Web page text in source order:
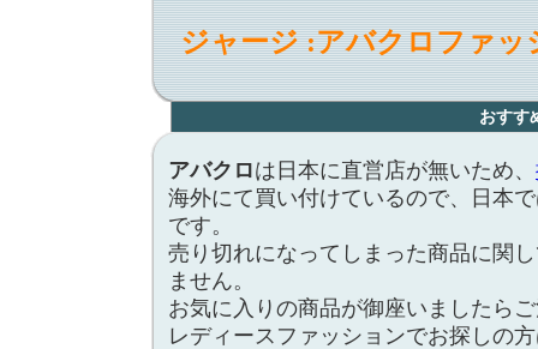
ジャージ :アバクロファッ
おすす
アバクロは日本に直営店が無いため、
海外にて買い付けているので、日本
です。
売り切れになってしまった商品に関
ません。
お気に入りの商品が御座いましたら
レディースファッションでお探しの